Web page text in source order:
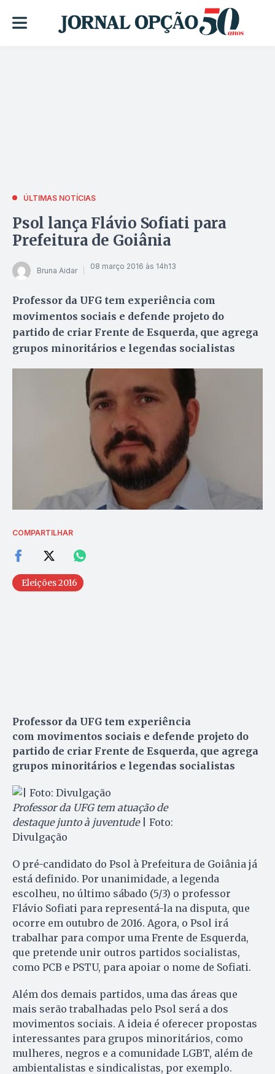
ÚLTIMAS NOTÍCIAS
Psol lança Flávio Sofiati para
Prefeitura de Goiânia
Bruna Aidar 08 março 2016 às 14h13
Professor da UFG tem experiência com
movimentos sociais e defende projeto do
partido de criar Frente de Esquerda, que agrega
grupos minoritários e legendas socialistas
COMPARTILHAR
Eleições 2016
Professor da UFG tem experiência
com movimentos sociais e defende projeto do
partido de criar Frente de Esquerda, que agrega
grupos minoritários e legendas socialistas
Professor da UFG tem atuação de
destaque junto à juventude| Foto:
Divulgação
O pré-candidato do Psol à Prefeitura de Goiânia já
está definido. Por unanimidade, a legenda
escolheu, no último sábado (5/3) o professor
Flávio Sofiati para representá-la na disputa, que
ocorre em outubro de 2016. Agora, o Psol irá
trabalhar para compor uma Frente de Esquerda,
que pretende unir outros partidos socialistas,
como PCB e PSTU, para apoiar o nome de Sofiati.
Além dos demais partidos, uma das áreas que
mais serão trabalhadas pelo Psol será a dos
movimentos sociais. A ideia é oferecer propostas
interessantes para grupos minoritários, como
mulheres, negros e a comunidade LGBT, além de
ambientalistas e sindicalistas, por exemplo.